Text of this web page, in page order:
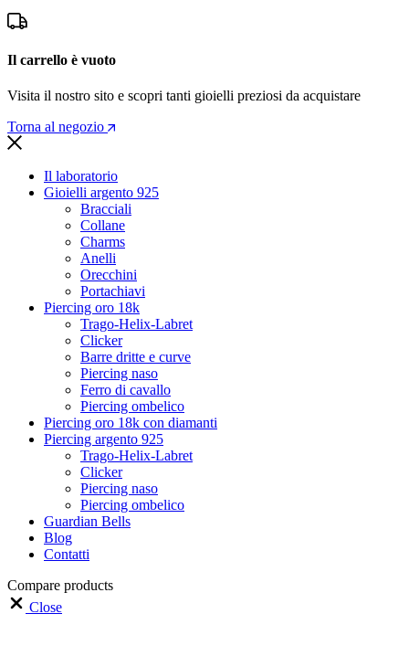
Il carrello è vuoto
Visita il nostro sito e scopri tanti gioielli preziosi da acquistare
Torna al negozio
Il laboratorio
Gioielli argento 925
Bracciali
Collane
Charms
Anelli
Orecchini
Portachiavi
Piercing oro 18k
Trago-Helix-Labret
Clicker
Barre dritte e curve
Piercing naso
Ferro di cavallo
Piercing ombelico
Piercing oro 18k con diamanti
Piercing argento 925
Trago-Helix-Labret
Clicker
Piercing naso
Piercing ombelico
Guardian Bells
Blog
Contatti
Compare products
Close